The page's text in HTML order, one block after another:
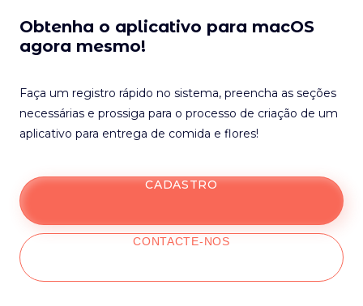
Obtenha o aplicativo para macOS
agora mesmo!
Faça um registro rápido no sistema, preencha as seções
necessárias e prossiga para o processo de criação de um
aplicativo para entrega de comida e flores!
CADASTRO
CONTACTE-NOS